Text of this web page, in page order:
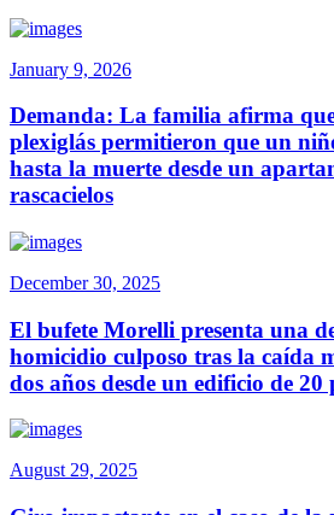
January 9, 2026
Demanda: La familia afirma
plexiglás permitieron que un
hasta la muerte desde un
rascacielos
December 30, 2025
El bufete Morelli presenta una
homicidio culposo tras la caída
dos años desde un edificio de 20
August 29, 2025